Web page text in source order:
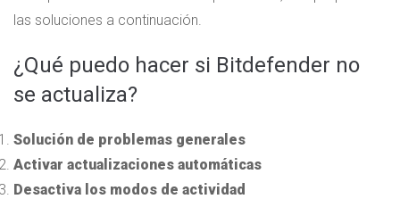
las soluciones a continuación.
¿Qué puedo hacer si Bitdefender no
se actualiza?
Solución de problemas generales
Activar actualizaciones automáticas
Desactiva los modos de actividad